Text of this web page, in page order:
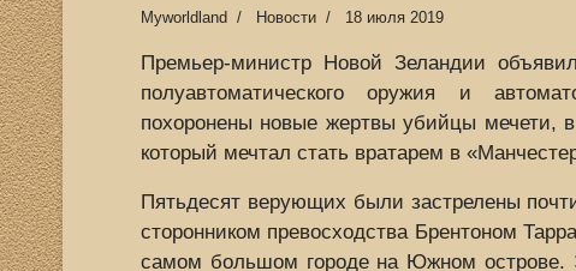
Myworldland Новости 18 июля 2019
Премьер-министр Новой Зеландии
полуавтоматического оружия и
похоронены новые жертвы убийцы мечети,
который мечтал стать вратарем в
Пятьдесят верующих были застрелены
сторонником превосходства Брентоном
самом большом городе на Южном острове.